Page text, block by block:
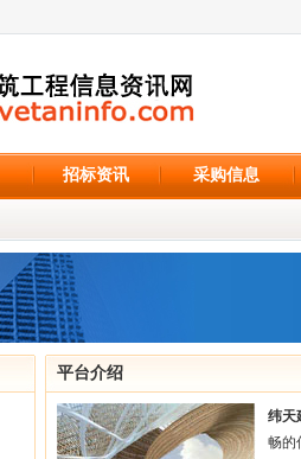
招标资讯 采购信息
平台介绍
纬天
畅的